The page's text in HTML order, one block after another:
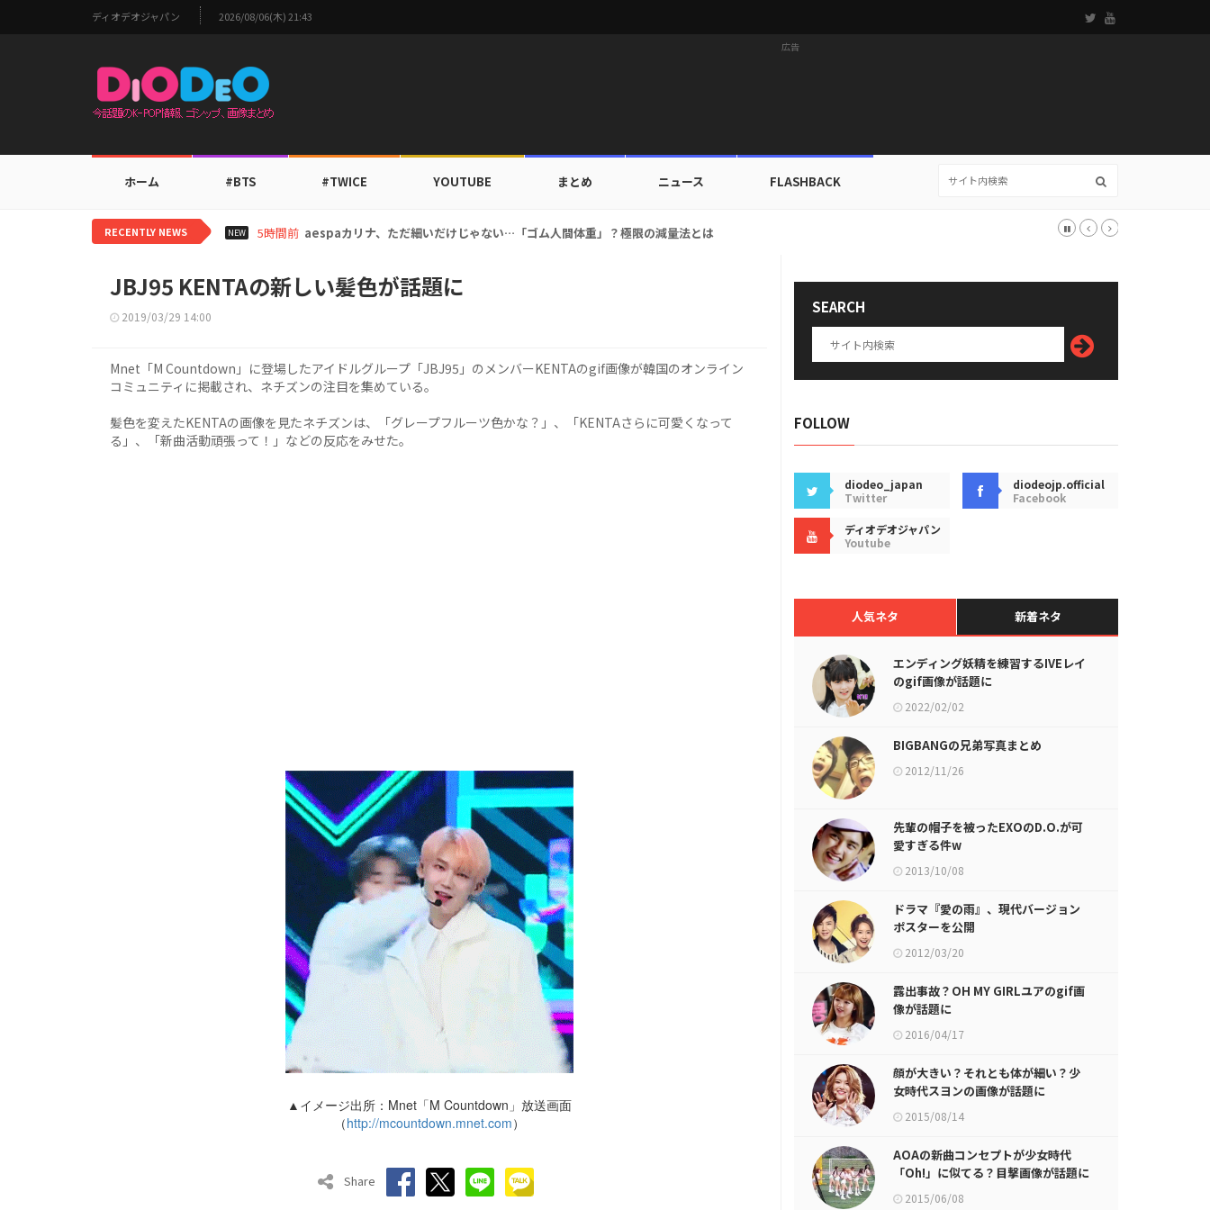
ディオデオジャパン 2026/08/06(木) 21:43
広告
ホーム #BTS #TWICE YOUTUBE まとめ ニュース FLASHBACK
RECENTLY NEWS NEW 7時間前 TWICEモモ、家族にワールドツアーの旅行費用全額サポート！22カ国・64都市以上
JBJ95 KENTAの新しい髪色が話題に
2019/03/29 14:00
Mnet「M Countdown」に登場したアイドルグループ「JBJ95」のメンバーKENTAのgif画像が韓国のオンライン
コミュニティに掲載され、ネチズンの注目を集めている。
髪色を変えたKENTAの画像を見たネチズンは、「グレープフルーツ色かな？」、「KENTAさらに可愛くなって
る」、「新曲活動頑張って！」などの反応をみせた。
▲イメージ出所：Mnet「M Countdown」放送画面
（http://mcountdown.mnet.com）
Share
SEARCH
FOLLOW
diodeo_japan
Twitter
diodeojp.official
Facebook
ディオデオジャパン
Youtube
人気ネタ 新着ネタ
エンディング妖精を練習するIVEレイ
のgif画像が話題に
2022/02/02
BIGBANGの兄弟写真まとめ
2012/11/26
先輩の帽子を被ったEXOのD.O.が可
愛すぎる件w
2013/10/08
ドラマ『愛の雨』、現代バージョン
ポスターを公開
2012/03/20
露出事故？OH MY GIRLユアのgif画
像が話題に
2016/04/17
顔が大きい？それとも体が細い？少
女時代スヨンの画像が話題に
2015/08/14
AOAの新曲コンセプトが少女時代
「Oh!」に似てる？目撃画像が話題に
2015/06/08